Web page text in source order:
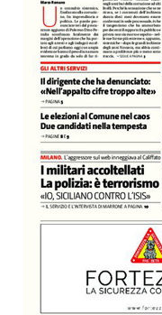
Altrecose
Mondiali calcio 2026